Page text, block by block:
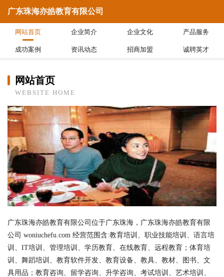
广东珠海亦皓教育有限公司
网站首页 企业简介 企业文化 产品服务
成功案例 资讯动态 招商加盟 诚聘英才
网站首页
WEBSITE HOME
广东珠海亦皓教育有限公司位于广东珠海，广东珠海亦皓教育有限
公司 woniuchefu.com 经营范围含:教育培训、职业技能培训、语言培
训、IT培训、管理培训、学历教育、在线教育、远程教育；体育培
训、舞蹈培训、教育软件开发、教育设备、教具、教材、图书、文
具用品；教育咨询、留学咨询、升学咨询、考试培训、艺术培训、